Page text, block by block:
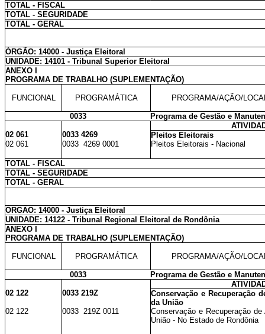
TOTAL - FISCAL
TOTAL - SEGURIDADE
TOTAL - GERAL
ÓRGÃO: 14000 - Justiça Eleitoral
UNIDADE: 14101 - Tribunal Superior Eleitoral
ANEXO I
PROGRAMA DE TRABALHO (SUPLEMENTAÇÃO)
FUNCIONAL PROGRAMÁTICA PROGRAMA/AÇÃO/
0033
Programa de Gestão e
02 061
0033 4269
Pleitos Eleitorais
02 061
0033 4269 0001 Pleitos Eleitorais - Nacional
TOTAL - FISCAL
TOTAL - SEGURIDADE
TOTAL - GERAL
ÓRGÃO: 14000 - Justiça Eleitoral
UNIDADE: 14122 - Tribunal Regional Eleitoral de Rondônia
ANEXO I
PROGRAMA DE TRABALHO (SUPLEMENTAÇÃO)
FUNCIONAL PROGRAMÁTICA PROGRAMA/AÇÃO/
0033
Programa de Gestão e
02 122
0033 219Z
Conservação e Recuperação
da União
02 122
0033 219Z 0011
Conservação e Recuperação
União - No Estado de Rondônia